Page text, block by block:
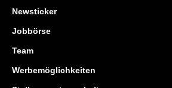
Newsticker
Jobbörse
Team
Werbemöglichkeiten